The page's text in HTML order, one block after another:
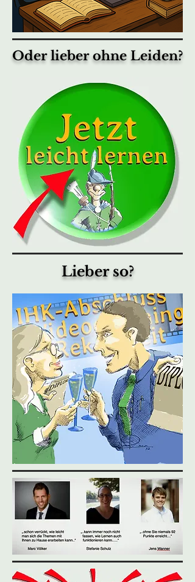
Oder lieber ohne Leiden?
Lieber so?